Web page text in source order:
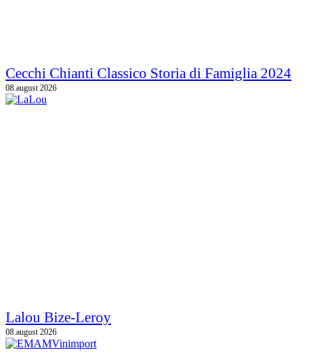
Cecchi Chianti Classico Storia di Famiglia 2024
08.august 2026
Lalou Bize-Leroy
08.august 2026